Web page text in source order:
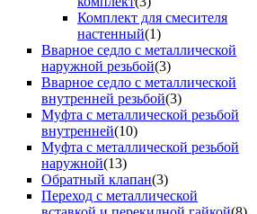
Комплект для смесителя
настенный(1)
Вварное седло с металлической
наружной резьбой(3)
Вварное седло с металлической
внутренней резьбой(3)
Муфта с металлической резьбой
внутренней(10)
Муфта с металлической резьбой
наружной(13)
Обратный клапан(3)
Переход с металлической